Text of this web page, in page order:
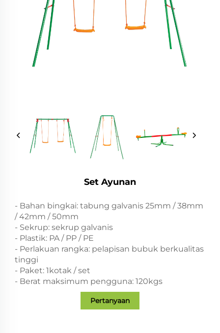
Set Ayunan
- Bahan bingkai: tabung galvanis 25mm / 38mm
/ 42mm / 50mm
- Sekrup: sekrup galvanis
- Plastik: PA / PP / PE
- Perlakuan rangka: pelapisan bubuk berkualitas
tinggi
- Paket: 1kotak / set
- Berat maksimum pengguna: 120kgs
Pertanyaan